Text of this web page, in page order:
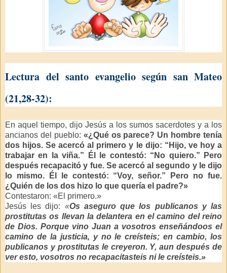
Lectura del santo evangelio según san Mateo
(21,28-32):
En aquel tiempo, dijo Jesús a los sumos sacerdotes y a los
ancianos del pueblo: «¿Qué os parece? Un hombre tenía
dos hijos. Se acercó al primero y le dijo: “Hijo, ve hoy a
trabajar en la viña.” Él le contestó: “No quiero.” Pero
después recapacitó y fue. Se acercó al segundo y le dijo
lo mismo. Él le contestó: “Voy, señor.” Pero no fue.
¿Quién de los dos hizo lo que quería el padre?»
Contestaron: «El primero.»
Jesús les dijo: «Os aseguro que los publicanos y las
prostitutas os llevan la delantera en el camino del reino
de Dios. Porque vino Juan a vosotros enseñándoos el
camino de la justicia, y no le creísteis; en cambio, los
publicanos y prostitutas le creyeron. Y, aun después de
ver esto, vosotros no recapacitasteis ni le creísteis.»